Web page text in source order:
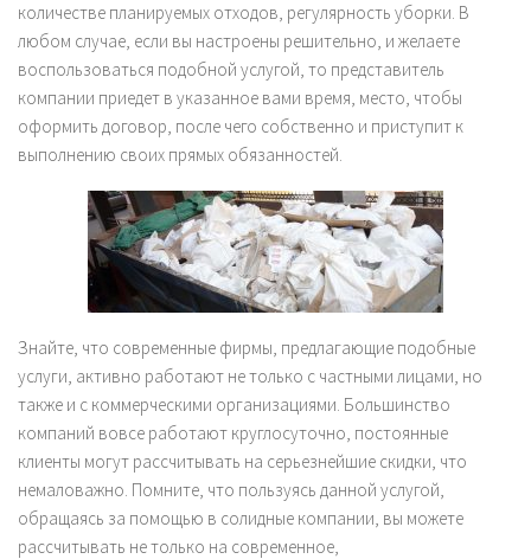
количестве планируемых отходов, регулярность уборки. В
любом случае, если вы настроены решительно, и желаете
воспользоваться подобной услугой, то представитель
компании приедет в указанное вами время, место, чтобы
оформить договор, после чего собственно и приступит к
выполнению своих прямых обязанностей.
Знайте, что современные фирмы, предлагающие подобные
услуги, активно работают не только с частными лицами, но
также и с коммерческими организациями. Большинство
компаний вовсе работают круглосуточно, постоянные
клиенты могут рассчитывать на серьезнейшие скидки, что
немаловажно. Помните, что пользуясь данной услугой,
обращаясь за помощью в солидные компании, вы можете
рассчитывать не только на современное,